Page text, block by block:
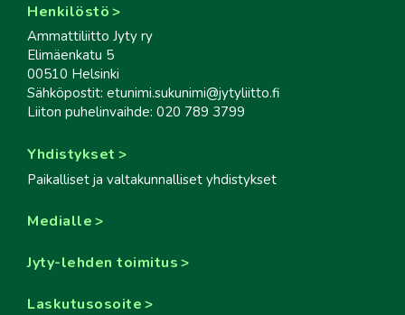
Henkilöstö
Ammattiliitto Jyty ry
Elimäenkatu 5
00510 Helsinki
Sähköpostit: etunimi.sukunimi@jytyliitto.fi
Liiton puhelinvaihde: 020 789 3799
Yhdistykset
Paikalliset ja valtakunnalliset yhdistykset
Medialle
Jyty-lehden toimitus
Laskutusosoite